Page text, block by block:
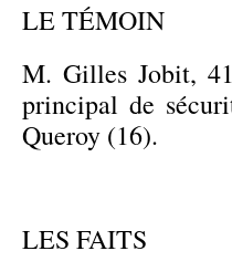
LE TÉMOIN
M. Gilles Jobit,
principal de
Queroy (16).
LES FAITS